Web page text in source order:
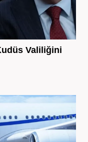
Valiliğini